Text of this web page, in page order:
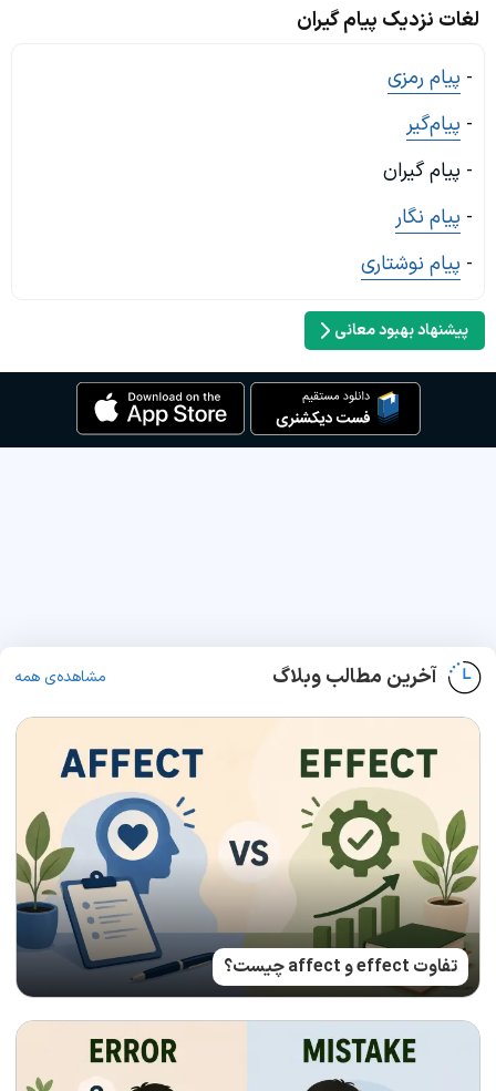
لغات نزدیک پیام گیران
- پیام رمزی
- پیام‌گیر
- پیام گیران
- پیام نگار
- پیام نوشتاری
پیشنهاد بهبود معانی
آخرین مطالب وبلاگ مشاهده‌ی همه
تفاوت effect و affect چیست؟